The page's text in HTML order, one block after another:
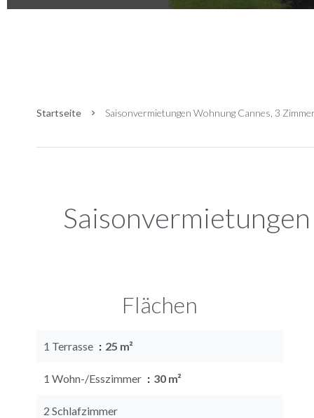
Startseite Saisonvermietungen Wohnung Cannes, 3
Flächen
1 Terrasse 25 m²
1 Wohn-/Esszimmer 30 m²
2 Schlafzimmer